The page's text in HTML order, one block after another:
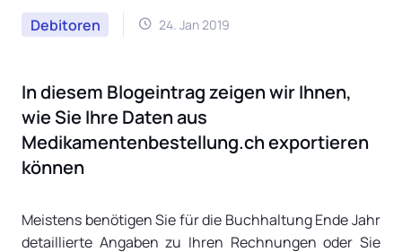
Debitoren 24. Jan 2019
In diesem Blogeintrag zeigen wir Ihnen,
wie Sie Ihre Daten aus
Medikamentenbestellung.ch exportieren
können
Meistens benötigen Sie für die Buchhaltung Ende Jahr
detaillierte Angaben zu Ihren Rechnungen oder Sie